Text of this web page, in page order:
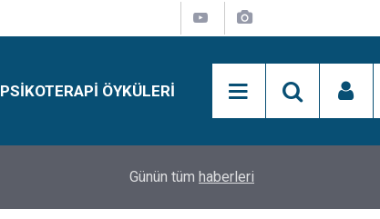
PSIKOTERAPI ÖYKÜLERI
Simon Says Dikkat Programı Nedir?
Günün tüm haberleri